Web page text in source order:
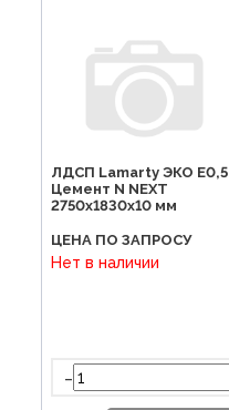
ЛДСП Lamarty ЭКО E0,5
Цемент N NEXT
2750х1830х10 мм
ЦЕНА ПО ЗАПРОСУ
Нет в наличии
-